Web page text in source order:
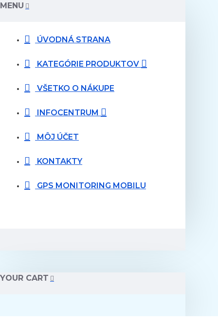
MENU
ÚVODNÁ STRANA
KATEGÓRIE PRODUKTOV
VŠETKO O NÁKUPE
INFOCENTRUM
MÔJ ÚČET
KONTAKTY
GPS MONITORING MOBILU
YOUR CART